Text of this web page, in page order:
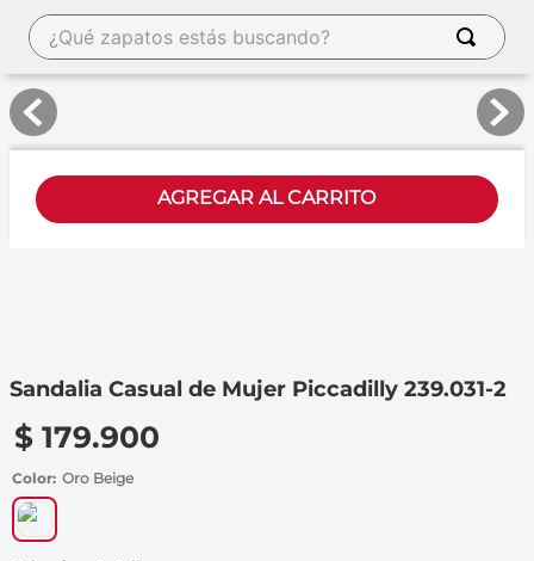
AGREGAR AL CARRITO
Sandalia Casual de Mujer Piccadilly 239.031-2
$ 179.900
Color Oro Beige